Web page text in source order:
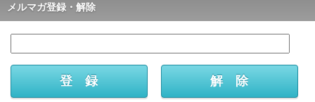
メルマガ登録・解除